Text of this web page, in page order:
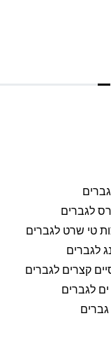
גברים
לגברים
טי שרט לגברים
לגברים
קצרים לגברים
ים לגברים
גברים